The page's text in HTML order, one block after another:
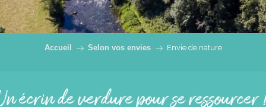
Accueil Selon vos envies Envie de nature
écrin de verdure pour se ressourcer